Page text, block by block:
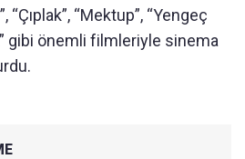
“Çıplak”, “Mektup”, “Yengeç
gibi önemli filmleriyle sinema